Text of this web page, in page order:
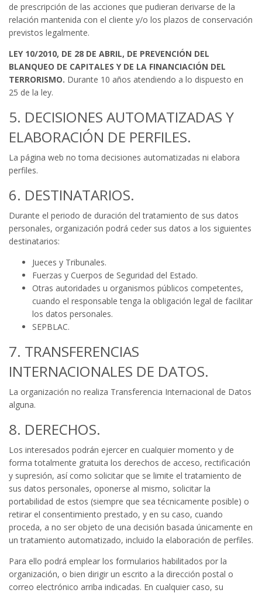
de prescripción de las acciones que pudieran derivarse de la
relación mantenida con el cliente y/o los plazos de conservación
previstos legalmente.
LEY 10/2010, DE 28 DE ABRIL, DE PREVENCIÓN DEL
BLANQUEO DE CAPITALES Y DE LA FINANCIACIÓN DEL
TERRORISMO. Durante 10 años atendiendo a lo dispuesto en
25 de la ley.
5. DECISIONES AUTOMATIZADAS Y
ELABORACIÓN DE PERFILES.
La página web no toma decisiones automatizadas ni elabora
perfiles.
6. DESTINATARIOS.
Durante el periodo de duración del tratamiento de sus datos
personales, organización podrá ceder sus datos a los siguientes
destinatarios:
Jueces y Tribunales.
Fuerzas y Cuerpos de Seguridad del Estado.
Otras autoridades u organismos públicos competentes,
cuando el responsable tenga la obligación legal de facilitar
los datos personales.
SEPBLAC.
7. TRANSFERENCIAS
INTERNACIONALES DE DATOS.
La organización no realiza Transferencia Internacional de Datos
alguna.
8. DERECHOS.
Los interesados podrán ejercer en cualquier momento y de
forma totalmente gratuita los derechos de acceso, rectificación
y supresión, así como solicitar que se limite el tratamiento de
sus datos personales, oponerse al mismo, solicitar la
portabilidad de estos (siempre que sea técnicamente posible) o
retirar el consentimiento prestado, y en su caso, cuando
proceda, a no ser objeto de una decisión basada únicamente en
un tratamiento automatizado, incluido la elaboración de perfiles.
Para ello podrá emplear los formularios habilitados por la
organización, o bien dirigir un escrito a la dirección postal o
correo electrónico arriba indicadas. En cualquier caso, su